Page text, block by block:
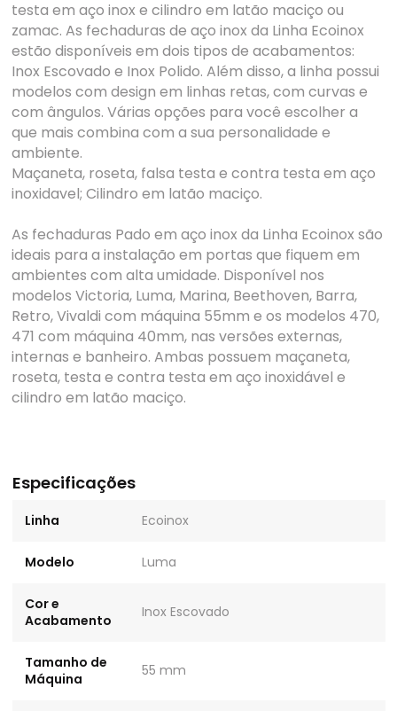
testa em aço inox e cilindro em latão maciço ou
zamac. As fechaduras de aço inox da Linha Ecoinox
estão disponíveis em dois tipos de acabamentos:
Inox Escovado e Inox Polido. Além disso, a linha possui
modelos com design em linhas retas, com curvas e
com ângulos. Várias opções para você escolher a
que mais combina com a sua personalidade e
ambiente.
Maçaneta, roseta, falsa testa e contra testa em aço
inoxidavel; Cilindro em latão maciço.
As fechaduras Pado em aço inox da Linha Ecoinox são
ideais para a instalação em portas que fiquem em
ambientes com alta umidade. Disponível nos
modelos Victoria, Luma, Marina, Beethoven, Barra,
Retro, Vivaldi com máquina 55mm e os modelos 470,
471 com máquina 40mm, nas versões externas,
internas e banheiro. Ambas possuem maçaneta,
roseta, testa e contra testa em aço inoxidável e
cilindro em latão maciço.
Especificações
Linha Ecoinox
Modelo Luma
Cor e
Acabamento
Inox Escovado
Tamanho de
Máquina
55 mm